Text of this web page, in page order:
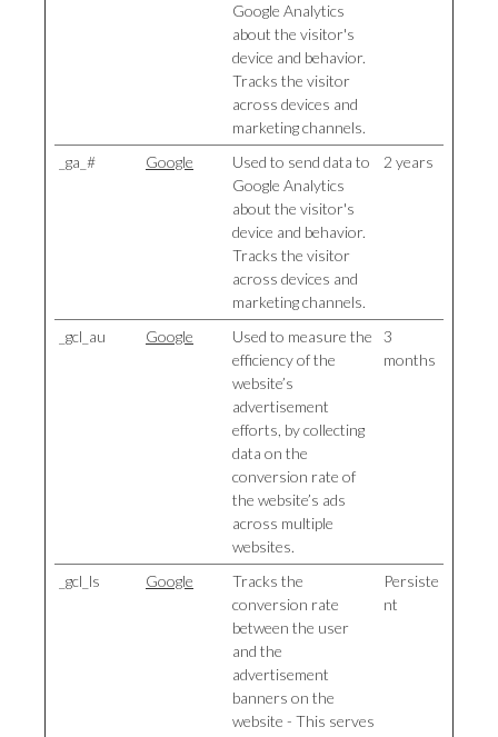
Google Analytics
about the visitor's
device and behavior.
Tracks the visitor
across devices and
marketing channels.
_ga_# Google
Used to send data to
Google Analytics
about the visitor's
device and behavior.
Tracks the visitor
across devices and
marketing channels.
2 years
_gcl_au Google
Used to measure the
efficiency of the
website’s
advertisement
efforts, by collecting
data on the
conversion rate of
the website’s ads
across multiple
websites.
3
months
_gcl_ls Google
Tracks the
conversion rate
between the user
and the
advertisement
banners on the
website - This serves
Persiste
nt